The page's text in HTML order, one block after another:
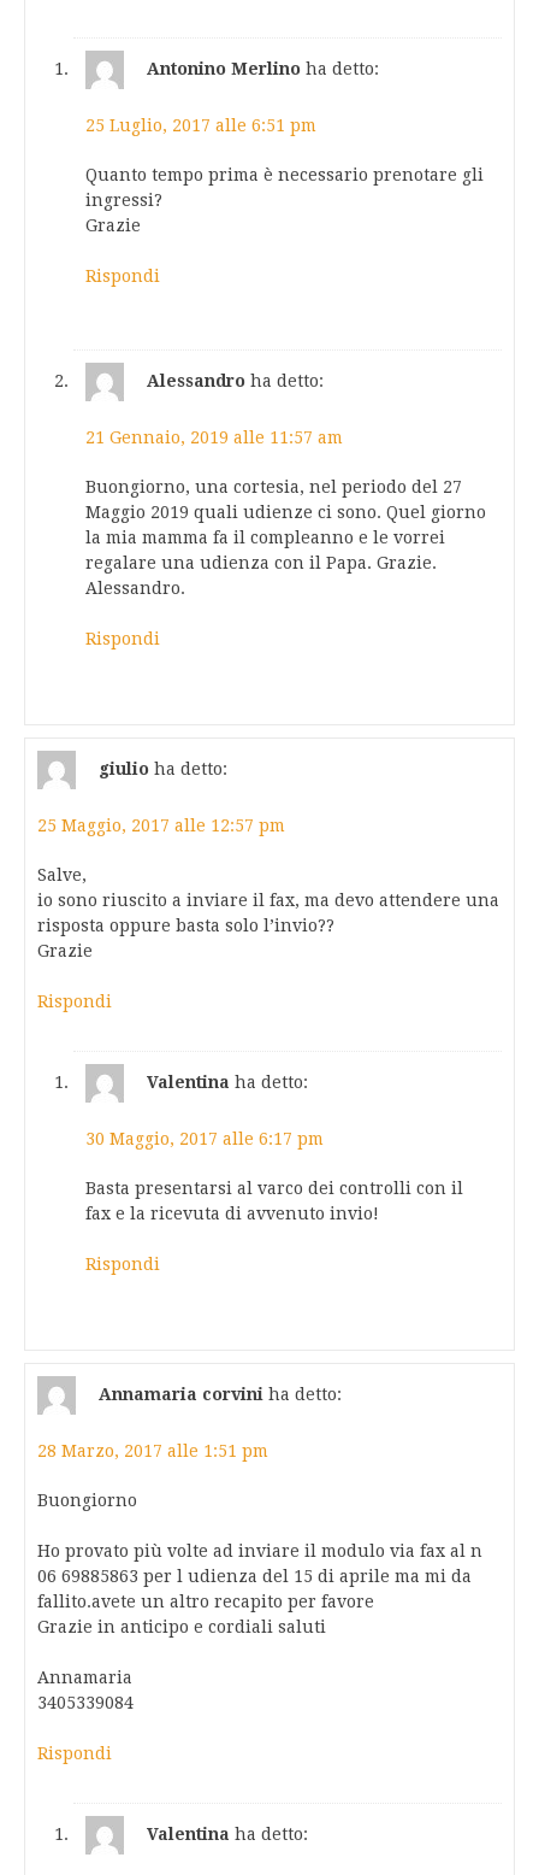
Antonino Merlino ha detto:
25 Luglio, 2017 alle 6:51 pm
Quanto tempo prima è necessario prenotare gli
ingressi?
Grazie
Rispondi
Alessandro ha detto:
21 Gennaio, 2019 alle 11:57 am
Buongiorno, una cortesia, nel periodo del 27
Maggio 2019 quali udienze ci sono. Quel giorno
la mia mamma fa il compleanno e le vorrei
regalare una udienza con il Papa. Grazie.
Alessandro.
Rispondi
giulio ha detto:
25 Maggio, 2017 alle 12:57 pm
Salve,
io sono riuscito a inviare il fax, ma devo attendere una
risposta oppure basta solo l’invio??
Grazie
Rispondi
Valentina ha detto:
30 Maggio, 2017 alle 6:17 pm
Basta presentarsi al varco dei controlli con il
fax e la ricevuta di avvenuto invio!
Rispondi
Annamaria corvini ha detto:
28 Marzo, 2017 alle 1:51 pm
Buongiorno
Ho provato più volte ad inviare il modulo via fax al n
06 69885863 per l udienza del 15 di aprile ma mi da
fallito.avete un altro recapito per favore
Grazie in anticipo e cordiali saluti
Annamaria
3405339084
Rispondi
Valentina ha detto: